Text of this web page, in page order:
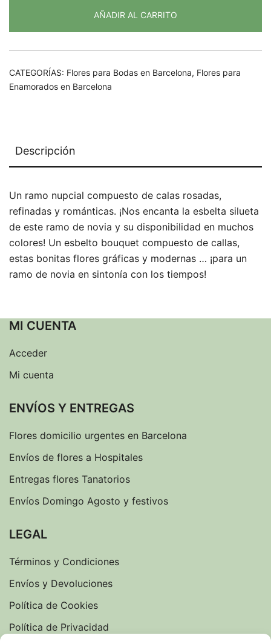
13,50€
Baiser
cantidad
AÑADIR AL CARRITO
CATEGORÍAS: Flores para Bodas en Barcelona, Flores para
Enamorados en Barcelona
Descripción
Un ramo nupcial compuesto de calas rosadas,
refinadas y románticas. ¡Nos encanta la esbelta silueta
de este ramo de novia y su disponibilidad en muchos
colores! Un esbelto bouquet compuesto de callas,
estas bonitas flores gráficas y modernas … ¡para un
ramo de novia en sintonía con los tiempos!
MI CUENTA
Acceder
Mi cuenta
ENVÍOS Y ENTREGAS
Flores domicilio urgentes en Barcelona
Envíos de flores a Hospitales
Entregas flores Tanatorios
Envíos Domingo Agosto y festivos
LEGAL
Términos y Condiciones
Envíos y Devoluciones
Política de Cookies
Política de Privacidad